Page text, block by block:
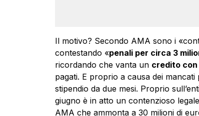
Il motivo? Secondo AMA sono i
contestando «penali per circa 3
ricordando che vanta un credito con
pagati. E proprio a causa dei
stipendio da due mesi. Proprio
giugno è in atto un contenzioso
AMA che ammonta a 30 milioni di